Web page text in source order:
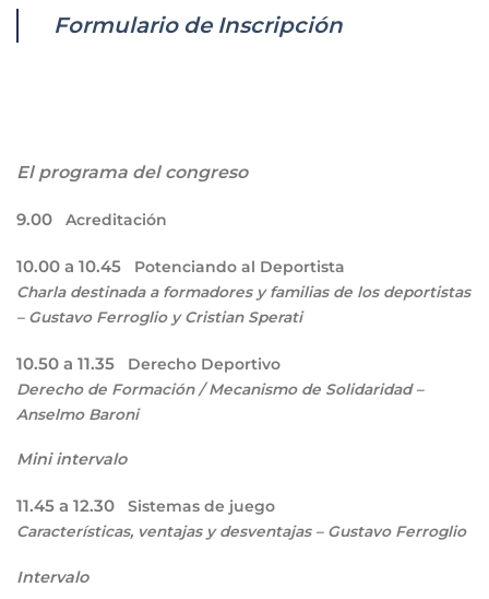
Formulario de Inscripción
El programa del congreso
9.00 Acreditación
10.00 a 10.45 Potenciando al Deportista
Charla destinada a formadores y familias de los deportistas
– Gustavo Ferroglio y Cristian Sperati
10.50 a 11.35 Derecho Deportivo
Derecho de Formación / Mecanismo de Solidaridad –
Anselmo Baroni
Mini intervalo
11.45 a 12.30 Sistemas de juego
Características, ventajas y desventajas – Gustavo Ferroglio
Intervalo